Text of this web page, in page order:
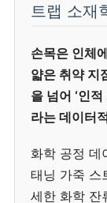
트랩 소재
손목은 인체
얇은 취약 지
을 넘어 ‘인
라는 데이터
화학 공정 데
태닝 가죽 스
세한 화학 잔